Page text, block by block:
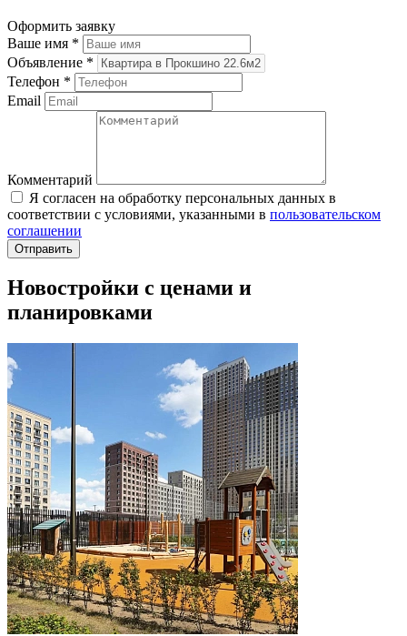
Оформить заявку
Ваше имя *
Объявление *
Телефон *
Email
Комментарий
Я согласен на обработку персональных данных в
соответствии с условиями, указанными в пользовательском
соглашении
Новостройки с ценами и
планировками